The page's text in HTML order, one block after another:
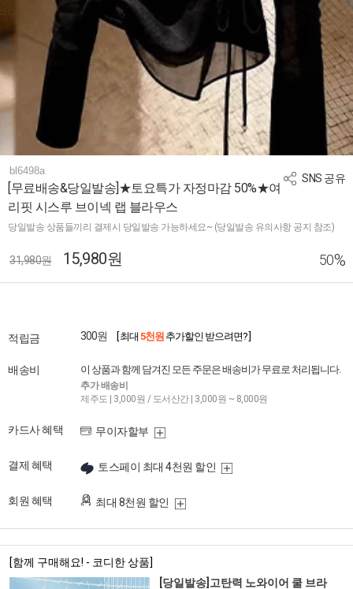
SNS 공유
bl6498a
[무료배송&당일발송]★토요특가 자정마감 50%★여
리핏 시스루 브이넥 랩 블라우스
당일발송 상품들끼리 결제시 당일발송 가능하세요~ (당일발송 유의사항 공지 참조)
31,980원 15,980원 50%
적립금 300원 [ 최대 5천원 추가할인 받으려면? ]
배송비 이 상품과 함께 담겨진 모든 주문은 배송비가 무료로 처리됩니다.
추가 배송비
제주도 | 3,000원 / 도서산간 | 3,000원 ~ 8,000원
카드사 혜택 무이자할부
결제 혜택 토스페이 최대 4천원 할인
회원 혜택 최대 8천원 할인
[함께 구매해요! - 코디한 상품]
[당일발송]고탄력 노와이어 쿨 브라